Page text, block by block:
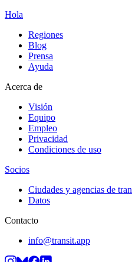
Hola
Regiones
Blog
Prensa
Ayuda
Acerca de
Visión
Equipo
Empleo
Privacidad
Condiciones de uso
Socios
Ciudades y agencias de
Datos
Contacto
info@transit.app